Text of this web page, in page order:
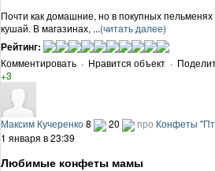
Почти как домашние, но в покупных пельменях
кушай. В магазинах, ...(читать далее)
Рейтинг:
Комментировать · Нравится объект ·
+3
Максим Кучеренко8 20 про Конфеты
1 января в 23:39
Любимые конфеты мамы